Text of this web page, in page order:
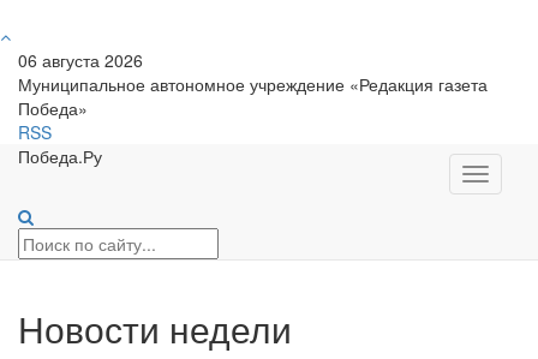
06 августа 2026
Муниципальное автономное учреждение «Редакция газета
Победа»
RSS
Победа.Ру
Toggle
Новости недели